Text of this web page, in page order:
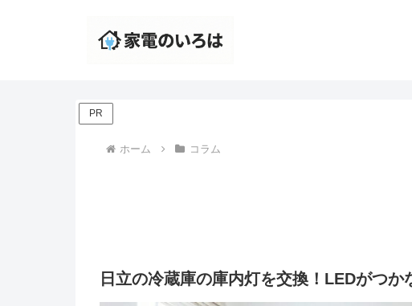
PR
ホーム コラム
日立の冷蔵庫の庫内灯を交換！LEDがつ